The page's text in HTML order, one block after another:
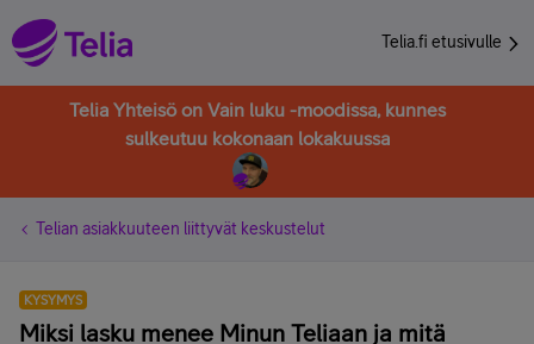
Telia.fi etusivulle
Telia Yhteisö on Vain luku -moodissa, kunnes
sulkeutuu kokonaan lokakuussa
Telian asiakkuuteen liittyvät keskustelut
KYSYMYS
Miksi lasku menee Minun Teliaan ja mitä